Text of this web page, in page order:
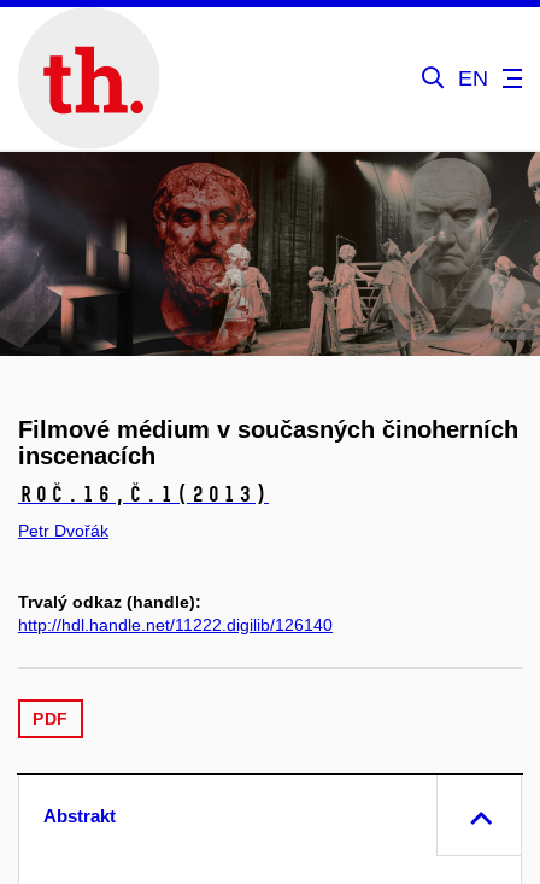
EN
Filmové médium v současných činoherních
inscenacích
Roč.16, č.1 (2013)
Petr Dvořák
Trvalý odkaz (handle):
http://hdl.handle.net/11222.digilib/126140
PDF
Abstrakt